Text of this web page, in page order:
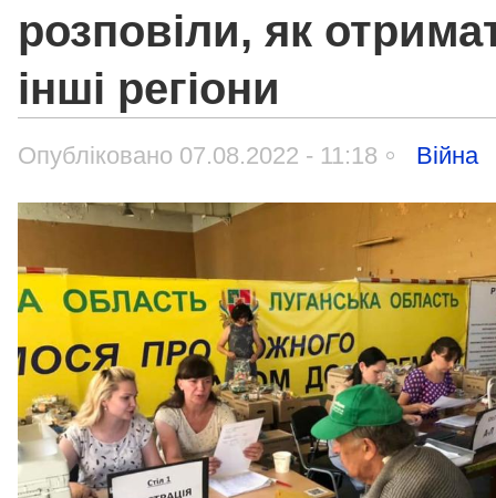
розповіли, як
інші регіони
Опубліковано 07.08.2022 - 11:18 Війна